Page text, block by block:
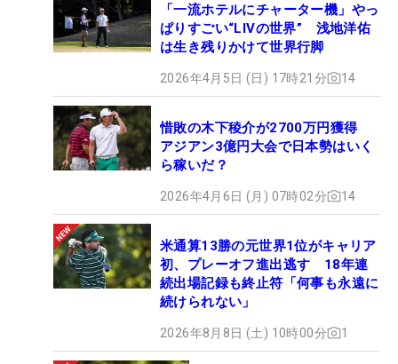
「一流ホテルにチャーター機」やっ
ぱりすごい“LIVの世界” 浅地洋佑
は生き残りかけて世界行脚
2026年4月5日 (日) 17時21分 14
惜敗の木下稜介が2700万円獲得
アジアン3億円大会で日本勢はいく
ら稼いだ？
2026年4月6日 (月) 07時02分 14
米通算13勝の元世界1位がキャリア
初、プレーオフ進出逃す 18年連
続出場記録も終止符「何事も永遠に
続けられない」
2026年8月8日 (土) 10時00分 1